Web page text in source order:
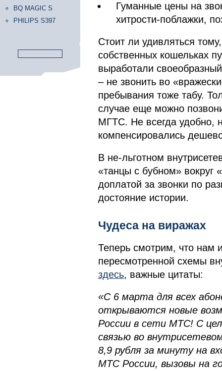
BQ MAGIC S
PHILIPS S397
Гуманные цены на
хитрости-поблажки,
Стоит ли удивляться
собственных кошельках
выработали
– не звонить во
пребывания тоже табу.
случае еще можно
МГТС. Не всегда удобно,
компенсировались
В не-льготном
«танцы с бубном» вокруг
доплатой за звонки по
достояние истории.
Чудеса на виражах
Теперь смотрим, что нам
пересмотренной схемы
здесь, важные цитаты:
«С 6 марта для всех
открываются новые
России в сети МТС! C
связью во
8,9 рубля за минуту на
МТС России, вызовы на